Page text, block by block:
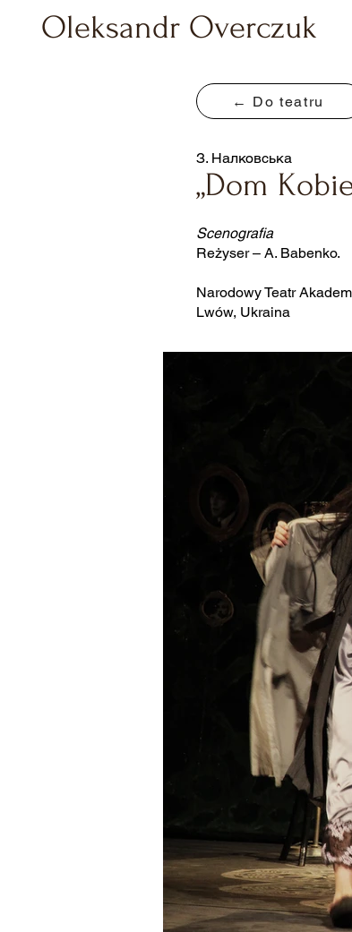
Oleksandr Overczuk
← Do teatru
З. Налковська
„Dom
Scenografia
Reżyser – A. Babenko.
Narodowy Teatr
Lwów, Ukraina